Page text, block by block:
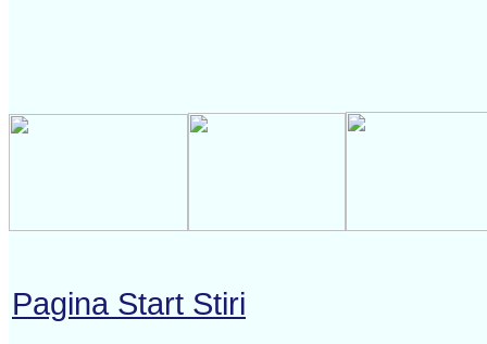
Pagina Start Stiri